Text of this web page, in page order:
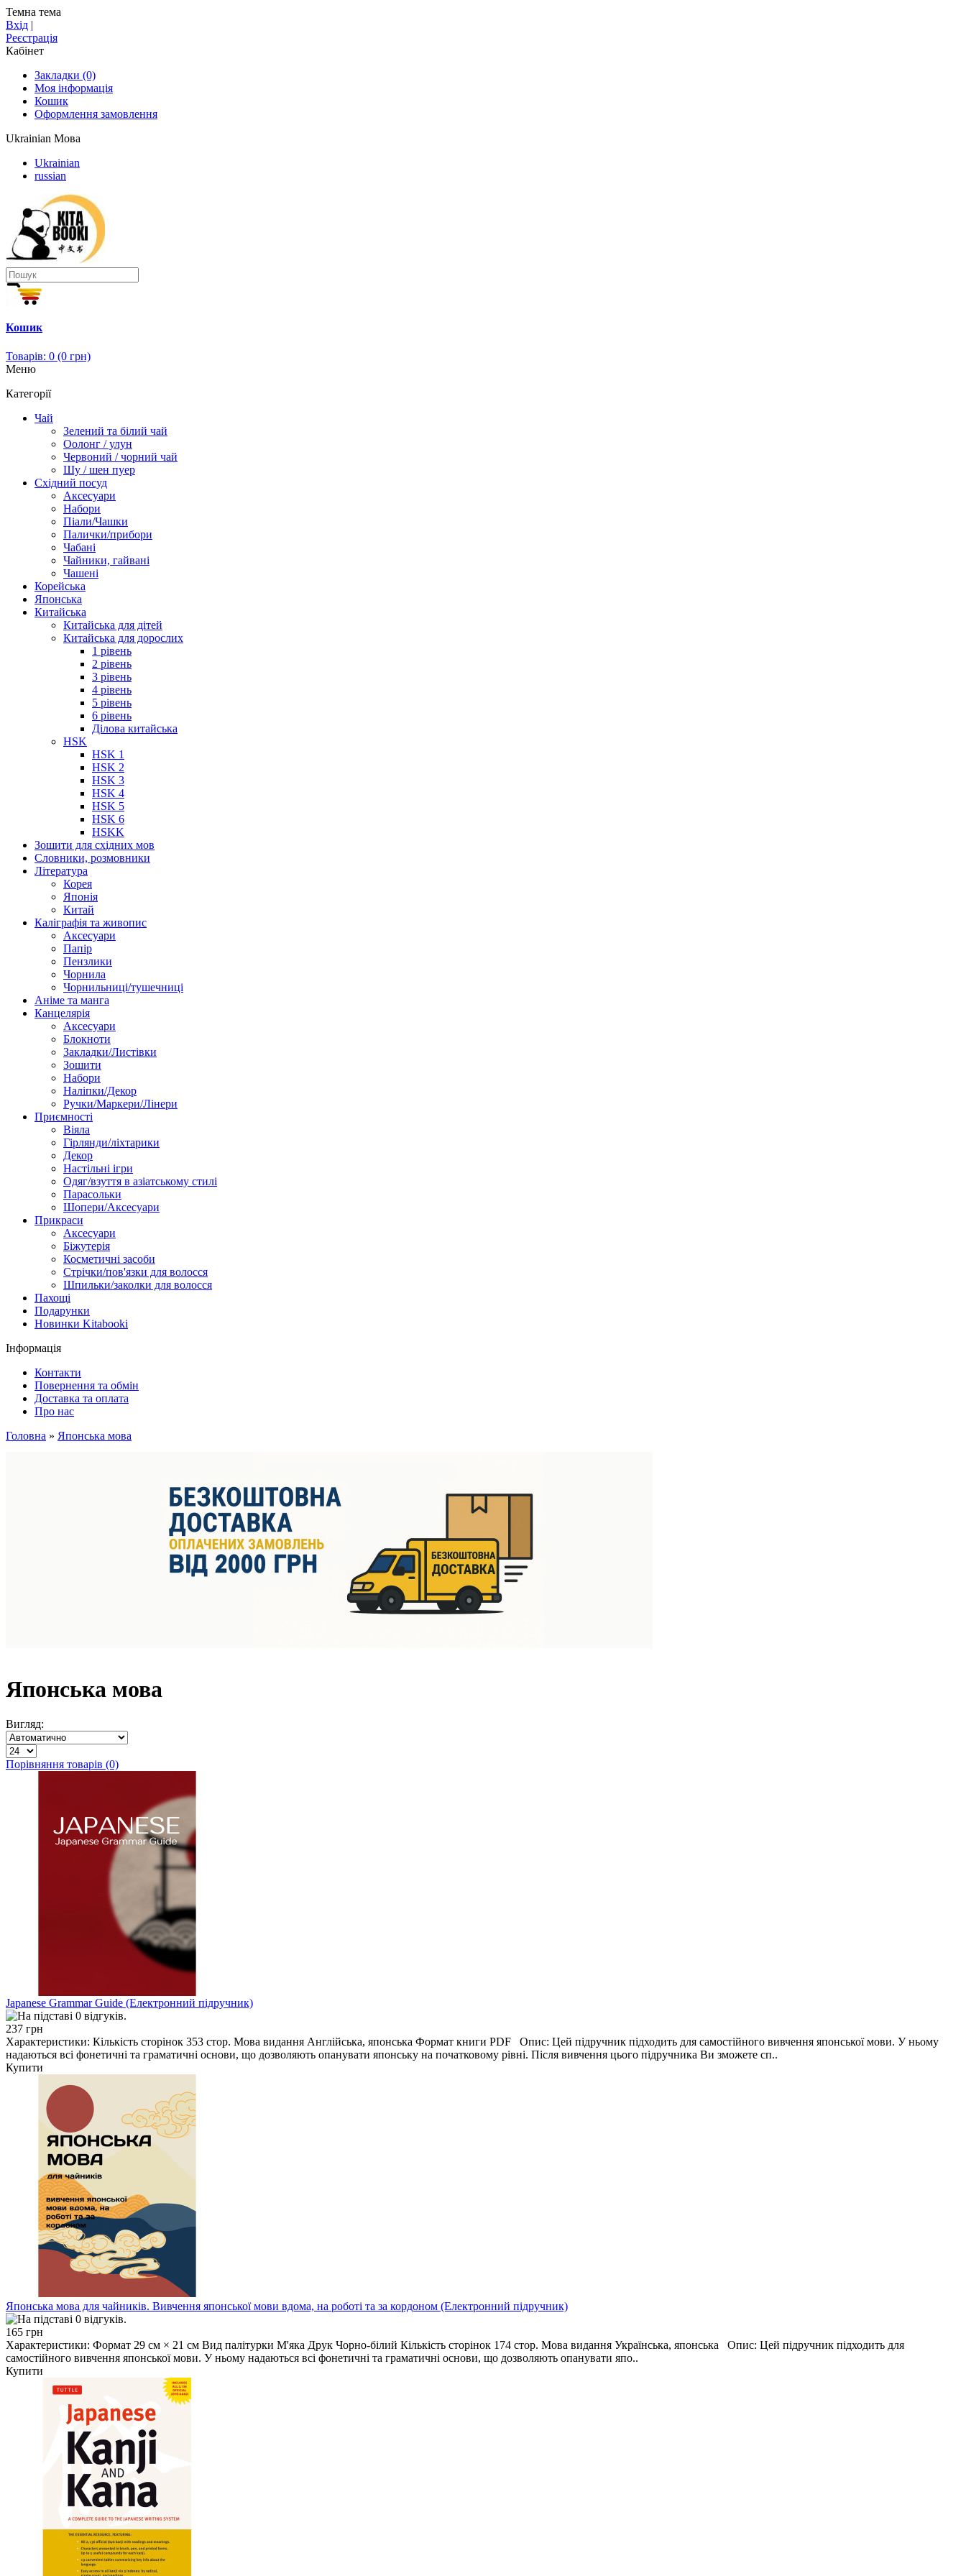
Темна тема
Вхід |
Реєстрація
Кабінет
Закладки (0)
Моя інформація
Кошик
Оформлення замовлення
Ukrainian Мова
Ukrainian
russian
Кошик
Товарів: 0 (0 грн)
Меню
Категорії
Чай
Зелений та білий чай
Оолонг / улун
Червоний / чорний чай
Шу / шен пуер
Східний посуд
Аксесуари
Набори
Піали/Чашки
Палички/прибори
Чабані
Чайники, гайвані
Чашені
Корейська
Японська
Китайська
Китайська для дітей
Китайська для дорослих
1 рівень
2 рівень
3 рівень
4 рівень
5 рівень
6 рівень
Ділова китайська
HSK
HSK 1
HSK 2
HSK 3
HSK 4
HSK 5
HSK 6
HSKK
Зошити для східних мов
Словники, розмовники
Література
Корея
Японія
Китай
Каліграфія та живопис
Аксесуари
Папір
Пензлики
Чорнила
Чорнильниці/тушечниці
Аніме та манга
Канцелярія
Аксесуари
Блокноти
Закладки/Листівки
Зошити
Набори
Наліпки/Декор
Ручки/Маркери/Лінери
Приємності
Віяла
Гірлянди/ліхтарики
Декор
Настільні ігри
Одяг/взуття в азіатському стилі
Парасольки
Шопери/Аксесуари
Прикраси
Аксесуари
Біжутерія
Косметичні засоби
Стрічки/пов'язки для волосся
Шпильки/заколки для волосся
Пахощі
Подарунки
Новинки Kitabooki
Інформація
Контакти
Повернення та обмін
Доставка та оплата
Про нас
Головна » Японська мова
Японська мова
Вигляд:
Порівняння товарів (0)
Japanese Grammar Guide (Електронний підручник)
237 грн
Характеристики: Кількість сторінок 353 стор. Мова видання Англійська, японська Формат книги PDF Опис: Цей підручник підходить для самостійного вивчення японської мови. У ньому
надаються всі фонетичні та граматичні основи, що дозволяють опанувати японську на початковому рівні. Після вивчення цього підручника Ви зможете сп..
Купити
Японська мова для чайників. Вивчення японської мови вдома, на роботі та за кордоном (Електронний підручник)
165 грн
Характеристики: Формат 29 см × 21 см Вид палітурки М'яка Друк Чорно-білий Кількість сторінок 174 стор. Мова видання Українська, японська Опис: Цей підручник підходить для
самостійного вивчення японської мови. У ньому надаються всі фонетичні та граматичні основи, що дозволяють опанувати япо..
Купити